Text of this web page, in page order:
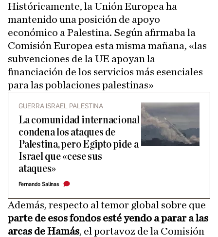
Históricamente, la Unión Europea ha
mantenido una posición de apoyo
económico a Palestina. Según afirmaba la
Comisión Europea esta misma mañana, «las
subvenciones de la UE apoyan la
financiación de los servicios más esenciales
para las poblaciones palestinas»
GUERRA ISRAEL PALESTINA
La comunidad internacional
condena los ataques de
Palestina, pero Egipto pide a
Israel que «cese sus
ataques»
Fernando Salinas
Además, respecto al temor global sobre que
parte de esos fondos esté yendo a parar a las
arcas de Hamás, el portavoz de la Comisión